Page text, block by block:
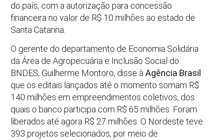
do país, com a autorização para concessão
financeira no valor de R$ 10 milhões ao estado de
Santa Catarina.
O gerente do departamento de Economia Solidária
da Área de Agropecuária e Inclusão Social do
BNDES, Guilherme Montoro, disse àAgência Brasil
que os editais lançados até o momento somam R$
140 milhões em empreendimentos coletivos, dos
quais o banco participa com R$ 65 milhões. Foram
liberados até agora R$ 27 milhões. O Nordeste teve
393 projetos selecionados, por meio de